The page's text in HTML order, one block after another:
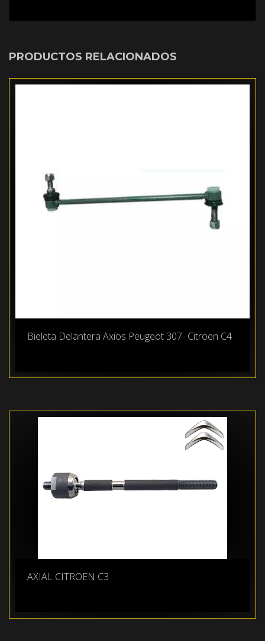
PRODUCTOS RELACIONADOS
Bieleta Delantera Axios Peugeot 307- Citroen C4
AXIAL CITROEN C3